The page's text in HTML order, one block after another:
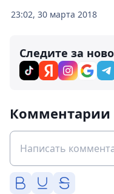
23:02, 30 марта 2018
Следите за
Комментарии